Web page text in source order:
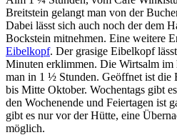
Breitstein gelangt man von der
Dabei lässt sich auch noch der dem
Bockstein mitnehmen. Eine weitere
Eibelkopf. Der grasige Eibelkopf
Minuten erklimmen. Die Wirtsalm im
man in 1 ½ Stunden. Geöffnet ist die
bis Mitte Oktober. Wochentags gibt
den Wochenende und Feiertagen ist
gibt es nur vor der Hütte, eine
möglich.